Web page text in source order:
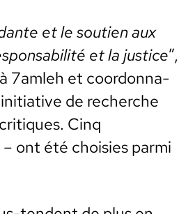
et le sou­tien aux
et la jus­tice”,
7amleh et coor­don­na­
de recherche
Cinq
ont été choisies par­mi